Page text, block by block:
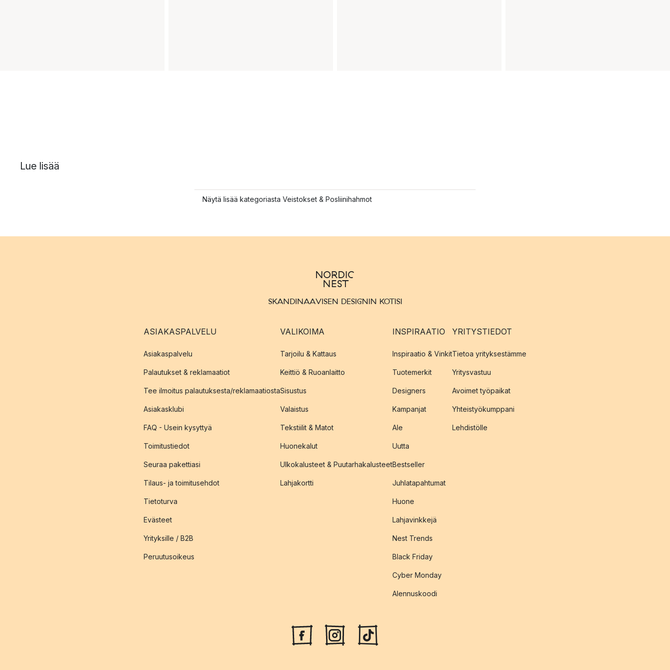
Lue lisää
Näytä lisää kategoriasta Veistokset & Posliinihahmot
SKANDINAAVISEN DESIGNIN KOTISI
ASIAKASPALVELU
Asiakaspalvelu
Palautukset & reklamaatiot
Tee ilmoitus palautuksesta/reklamaatiosta
Asiakasklubi
FAQ - Usein kysyttyä
Toimitustiedot
Seuraa pakettiasi
Tilaus- ja toimitusehdot
Tietoturva
Evästeet
Yrityksille / B2B
Peruutusoikeus
VALIKOIMA
Tarjoilu & Kattaus
Keittiö & Ruoanlaitto
Sisustus
Valaistus
Tekstiilit & Matot
Huonekalut
Ulkokalusteet & Puutarhakalusteet
Lahjakortti
INSPIRAATIO
Inspiraatio & Vinkit
Tuotemerkit
Designers
Kampanjat
Ale
Uutta
Bestseller
Juhlatapahtumat
Huone
Lahjavinkkejä
Nest Trends
Black Friday
Cyber Monday
Alennuskoodi
YRITYSTIEDOT
Tietoa yrityksestämme
Yritysvastuu
Avoimet työpaikat
Yhteistyökumppani
Lehdistölle